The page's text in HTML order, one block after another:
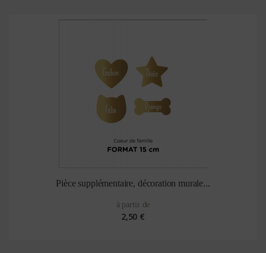
Pièce supplémentaire, décoration murale...
à partir de
2,50 €